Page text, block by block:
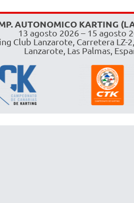
AUTONOMICO KARTING
13 agosto 2026 – 15 agosto
Club Lanzarote, Carretera LZ-
Lanzarote, Las Palmas,